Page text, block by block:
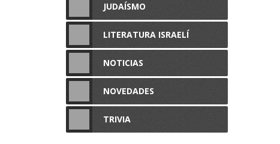
JUDAÍSMO
LITERATURA ISRAELÍ
NOTICIAS
NOVEDADES
TRIVIA